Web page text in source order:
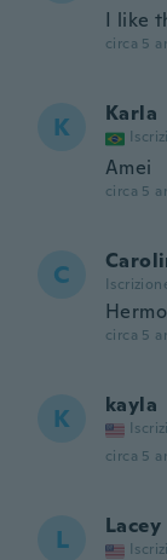
I like
circa 5
K Karla
Amei
circa 5
C
circa 5
K kayla
circa 5
L Lacey